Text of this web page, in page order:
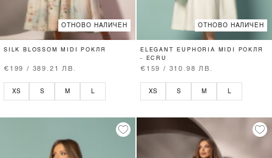
ОТНОВО НАЛИЧЕН
SILK BLOSSOM MIDI РОКЛЯ
€199 / 389.21 ЛВ.
XS S M L
ОТНОВО НАЛИЧЕН
ELEGANT EUPHORIA MIDI РОКЛЯ
- ECRU
€159 / 310.98 ЛВ.
XS S M L